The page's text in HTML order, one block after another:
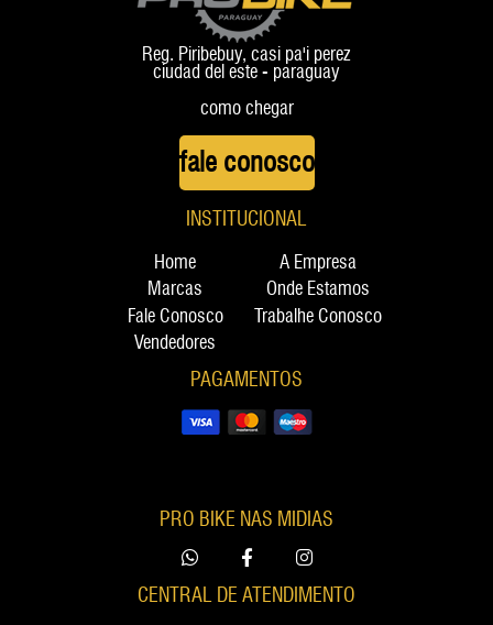
Reg. Piribebuy, casi pa'i perez
ciudad del este - paraguay
como chegar
fale conosco
INSTITUCIONAL
Home
A Empresa
Marcas
Onde Estamos
Fale Conosco
Trabalhe Conosco
Vendedores
PAGAMENTOS
PRO BIKE NAS MIDIAS
CENTRAL DE ATENDIMENTO